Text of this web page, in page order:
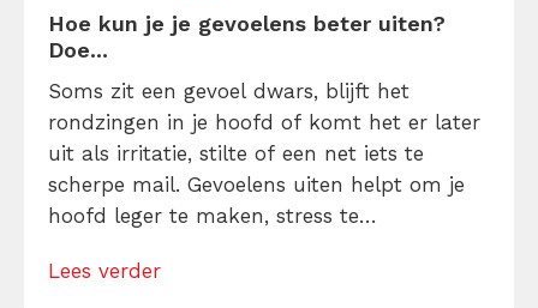
Hoe kun je je gevoelens beter uiten?
Doe...
Soms zit een gevoel dwars, blijft het
rondzingen in je hoofd of komt het er later
uit als irritatie, stilte of een net iets te
scherpe mail. Gevoelens uiten helpt om je
hoofd leger te maken, stress te
Maar hoe doe je dat zonder drama, verwijt
Lees verder